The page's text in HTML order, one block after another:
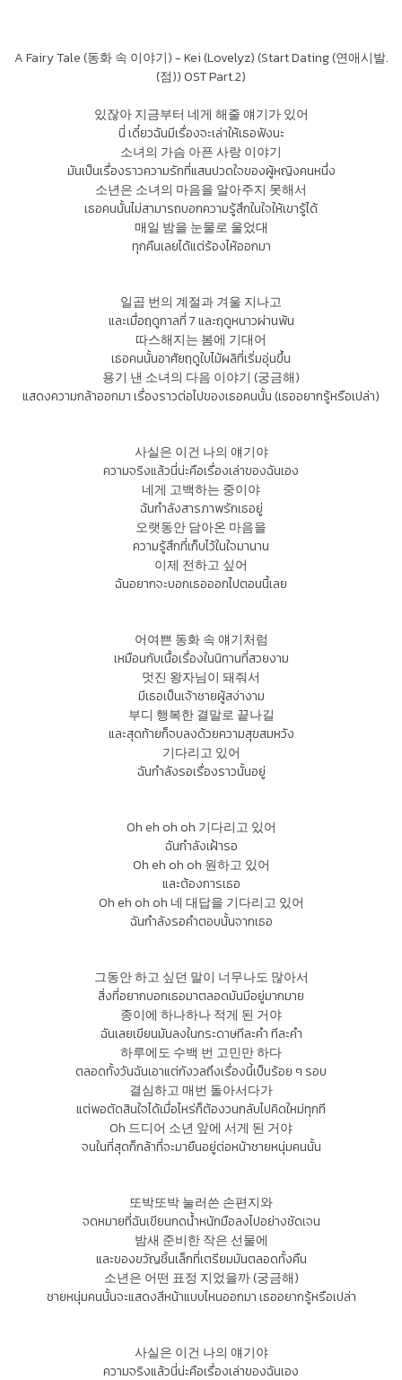
A Fairy Tale (동화 속 이야기) - Kei (Lovelyz) (Start Dating (연애시발.
(점)) OST Part.2)
있잖아 지금부터 네게 해줄 얘기가 있어
นี่ เดี๋ยวฉันมีเรื่องจะเล่าให้เธอฟังนะ
소녀의 가슴 아픈 사랑 이야기
มันเป็นเรื่องราวความรักที่แสนปวดใจของผู้หญิงคนหนึ่ง
소년은 소녀의 마음을 알아주지 못해서
เธอคนนั้นไม่สามารถบอกความรู้สึกในใจให้เขารู้ได้
매일 밤을 눈물로 울었대
ทุกคืนเลยได้แต่ร้องไห้ออกมา
일곱 번의 계절과 겨울 지나고
และเมื่อฤดูกาลที่ 7 และฤดูหนาวผ่านพ้น
따스해지는 봄에 기대어
เธอคนนั้นอาศัยฤดูใบไม้ผลิที่เริ่มอุ่นขึ้น
용기 낸 소녀의 다음 이야기 (궁금해)
แสดงความกล้าออกมา เรื่องราวต่อไปของเธอคนนั้น (เธออยากรู้หรือเปล่า)
사실은 이건 나의 얘기야
ความจริงแล้วนี่น่ะคือเรื่องเล่าของฉันเอง
네게 고백하는 중이야
ฉันกำลังสารภาพรักเธอยู่
오랫동안 담아온 마음을
ความรู้สึกที่เก็บไว้ในใจมานาน
이제 전하고 싶어
ฉันอยากจะบอกเธอออกไปตอนนี้เลย
어여쁜 동화 속 얘기처럼
เหมือนกับเนื้อเรื่องในนิทานที่สวยงาม
멋진 왕자님이 돼줘서
มีเธอเป็นเจ้าชายผู้สง่างาม
부디 행복한 결말로 끝나길
และสุดท้ายก็จบลงด้วยความสุขสมหวัง
기다리고 있어
ฉันกำลังรอเรื่องราวนั้นอยู่
Oh eh oh oh 기다리고 있어
ฉันกำลังเฝ้ารอ
Oh eh oh oh 원하고 있어
และต้องการเธอ
Oh eh oh oh 네 대답을 기다리고 있어
ฉันกำลังรอคำตอบนั้นจากเธอ
그동안 하고 싶던 말이 너무나도 많아서
สิ่งที่อยากบอกเธอมาตลอดมันมีอยู่มากมาย
종이에 하나하나 적게 된 거야
ฉันเลยเขียนมันลงในกระดาษทีละคำ ทีละคำ
하루에도 수백 번 고민만 하다
ตลอดทั้งวันฉันเอาแต่กังวลถึงเรื่องนี้เป็นร้อย ๆ รอบ
결심하고 매번 돌아서다가
แต่พอตัดสินใจได้เมื่อไหร่ก็ต้องวนกลับไปคิดใหม่ทุกที
Oh 드디어 소년 앞에 서게 된 거야
จนในที่สุดก็กล้าที่จะมายืนอยู่ต่อหน้าชายหนุ่มคนนั้น
또박또박 눌러쓴 손편지와
จดหมายที่ฉันเขียนกดน้ำหนักมือลงไปอย่างชัดเจน
밤새 준비한 작은 선물에
และของขวัญชิ้นเล็กที่เตรียมมันตลอดทั้งคืน
소년은 어떤 표정 지었을까 (궁금해)
ชายหนุ่มคนนั้นจะแสดงสีหน้าแบบไหนออกมา เธออยากรู้หรือเปล่า
사실은 이건 나의 얘기야
ความจริงแล้วนี่น่ะคือเรื่องเล่าของฉันเอง